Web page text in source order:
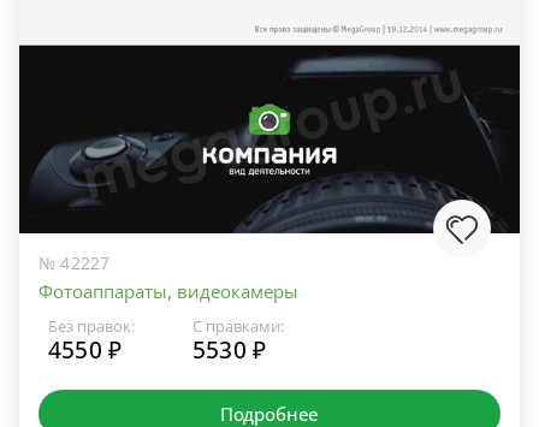
№ 42227
Фотоаппараты, видеокамеры
Без правок:
4550 ₽
С правками:
5530 ₽
Подробнее